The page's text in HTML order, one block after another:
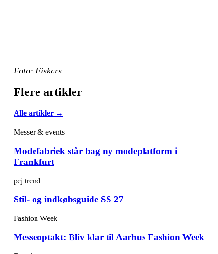
Foto: Fiskars
Flere artikler
Alle artikler →
Messer & events
Modefabriek står bag ny modeplatform i
Frankfurt
pej trend
Stil- og indkøbsguide SS 27
Fashion Week
Messeoptakt: Bliv klar til Aarhus Fashion Week